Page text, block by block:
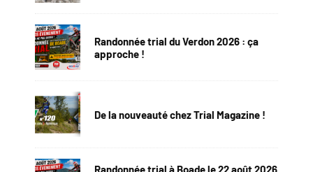
Randonnée trial du Verdon 2026 : ça
approche !
De la nouveauté chez Trial Magazine !
Randonnée trial à Boade le 22 août 2026